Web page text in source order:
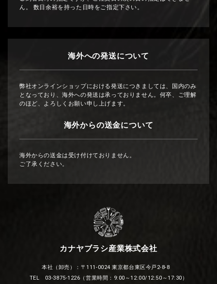
ん。 数日余裕を持った日時をご指定下さい。
海外への発送について
弊社オンラインショップにおける発送につきましては、国内のみ
となっており、海外への発送は承っておりません。何卒、ご理解
のほど、よろしくお願い申し上げます。
海外からの送金について
海外からの送金は受け付けておりません。
ご了承ください。
カナヤブラシ産業株式会社
本社（卸売）：〒111-0024 東京都台東区今戸2-8-8
TEL 03-3875-1226（営業時間：9:00～12:00/12:50～17:30）